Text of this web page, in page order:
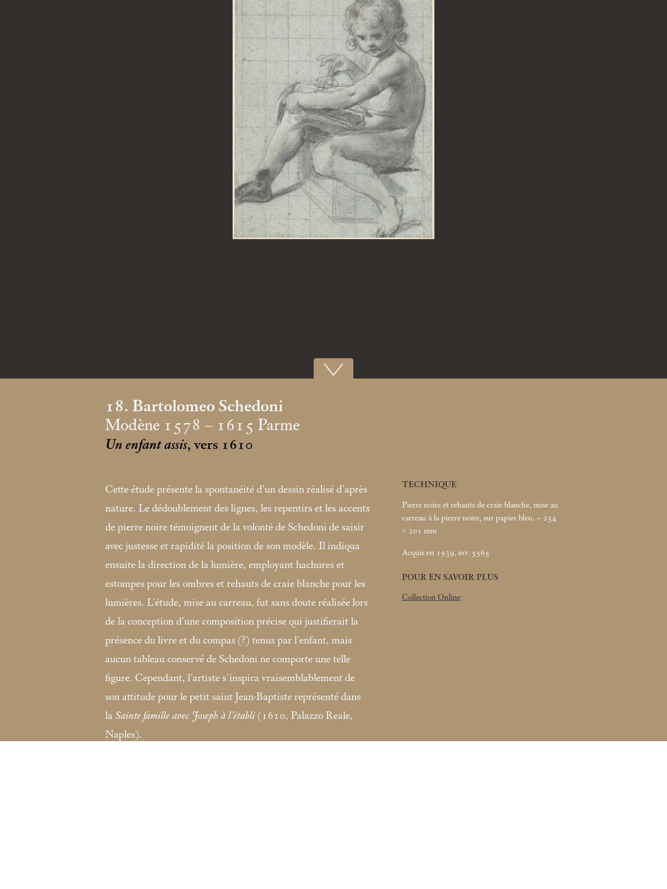
18. Bartolomeo Schedoni
Modène 1578 – 1615 Parme
Un enfant assis, vers 1610
Cette étude présente la spontanéité d’un dessin réalisé d’après
nature. Le dédoublement des lignes, les repentirs et les accents
de pierre noire témoignent de la volonté de Schedoni de saisir
avec justesse et rapidité la position de son modèle. Il indiqua
ensuite la direction de la lumière, employant hachures et
estompes pour les ombres et rehauts de craie blanche pour les
lumières. L’étude, mise au carreau, fut sans doute réalisée lors
de la conception d’une composition précise qui justifierait la
présence du livre et du compas (?) tenus par l’enfant, mais
aucun tableau conservé de Schedoni ne comporte une telle
figure. Cependant, l’artiste s’inspira vraisemblablement de
son attitude pour le petit saint Jean-Baptiste représenté dans
la Sainte famille avec Joseph à l’établi(1610, Palazzo Reale,
Naples).
TECHNIQUE
Pierre noire et rehauts de craie blanche, mise au
carreau à la pierre noire, sur papier bleu. – 254
× 201 mm
Acquis en 1939, inv. 5565
POUR EN SAVOIR PLUS
Collection Online